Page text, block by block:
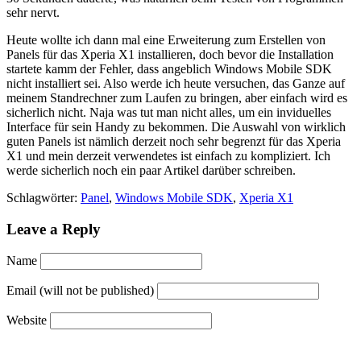
sehr nervt.
Heute wollte ich dann mal eine Erweiterung zum Erstellen von
Panels für das Xperia X1 installieren, doch bevor die Installation
startete kamm der Fehler, dass angeblich Windows Mobile SDK
nicht installiert sei. Also werde ich heute versuchen, das Ganze auf
meinem Standrechner zum Laufen zu bringen, aber einfach wird es
sicherlich nicht. Naja was tut man nicht alles, um ein inviduelles
Interface für sein Handy zu bekommen. Die Auswahl von wirklich
guten Panels ist nämlich derzeit noch sehr begrenzt für das Xperia
X1 und mein derzeit verwendetes ist einfach zu kompliziert. Ich
werde sicherlich noch ein paar Artikel darüber schreiben.
Schlagwörter: Panel, Windows Mobile SDK, Xperia X1
Leave a Reply
Name
Email (will not be published)
Website